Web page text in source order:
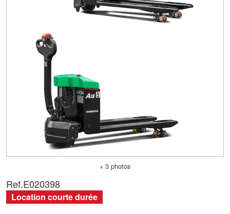
+ 3 photos
Ref.E020398
Location courte durée